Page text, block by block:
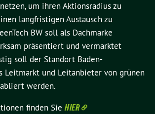
um ihren Aktionsradius zu
langfristigen Austausch zu
BW soll als Dachmarke
präsentiert und vermarktet
soll der Standort Baden-
Leitmarkt und Leitanbieter von grünen
werden.
finden SieHIER